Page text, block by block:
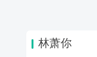
林萧你